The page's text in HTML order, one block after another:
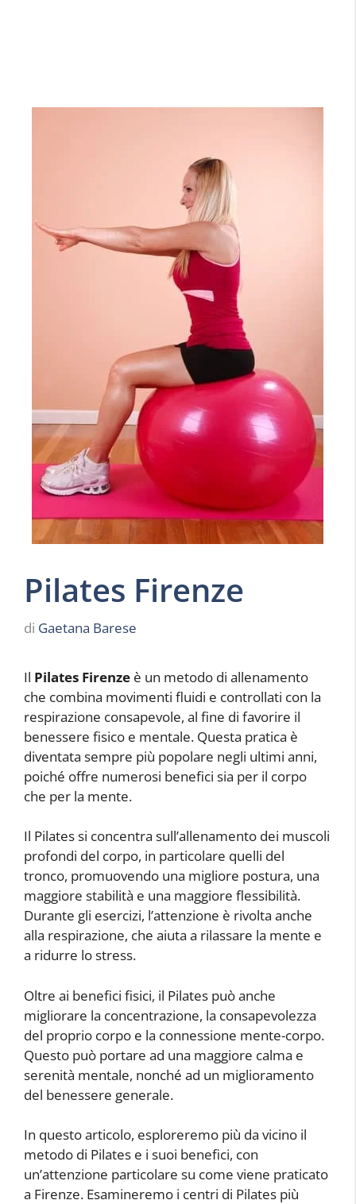
Pilates Firenze
di Gaetana Barese
Il Pilates Firenze è un metodo di allenamento
che combina movimenti fluidi e controllati con la
respirazione consapevole, al fine di favorire il
benessere fisico e mentale. Questa pratica è
diventata sempre più popolare negli ultimi anni,
poiché offre numerosi benefici sia per il corpo
che per la mente.
Il Pilates si concentra sull’allenamento dei muscoli
profondi del corpo, in particolare quelli del
tronco, promuovendo una migliore postura, una
maggiore stabilità e una maggiore flessibilità.
Durante gli esercizi, l’attenzione è rivolta anche
alla respirazione, che aiuta a rilassare la mente e
a ridurre lo stress.
Oltre ai benefici fisici, il Pilates può anche
migliorare la concentrazione, la consapevolezza
del proprio corpo e la connessione mente-corpo.
Questo può portare ad una maggiore calma e
serenità mentale, nonché ad un miglioramento
del benessere generale.
In questo articolo, esploreremo più da vicino il
metodo di Pilates e i suoi benefici, con
un’attenzione particolare su come viene praticato
a Firenze. Esamineremo i centri di Pilates più